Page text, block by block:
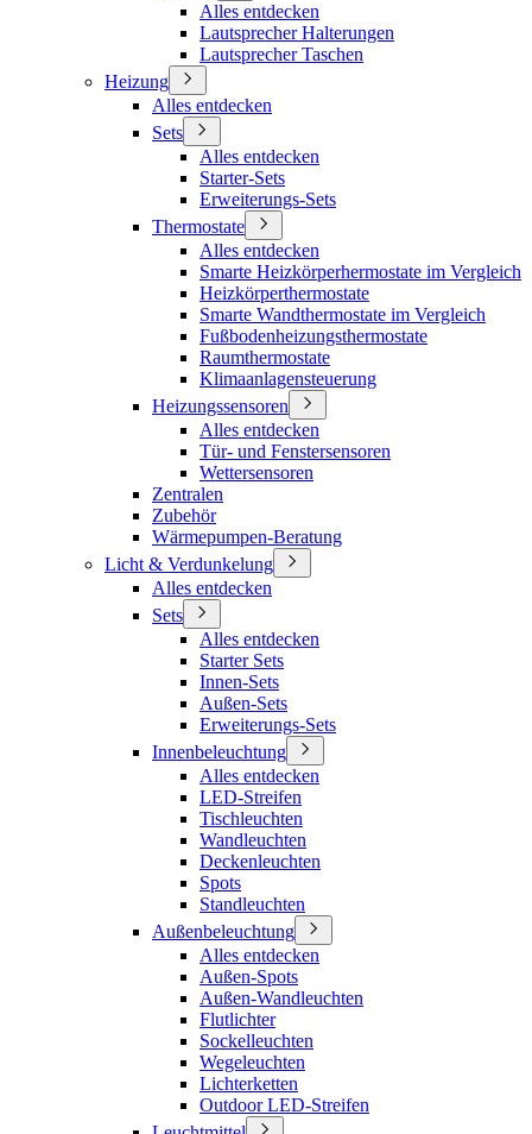
Alles entdecken
Lautsprecher Halterungen
Lautsprecher Taschen
Heizung
Alles entdecken
Sets
Alles entdecken
Starter-Sets
Erweiterungs-Sets
Thermostate
Alles entdecken
Smarte Heizkörperhermostate im Vergleich
Heizkörperthermostate
Smarte Wandthermostate im Vergleich
Fußbodenheizungsthermostate
Raumthermostate
Klimaanlagensteuerung
Heizungssensoren
Alles entdecken
Tür- und Fenstersensoren
Wettersensoren
Zentralen
Zubehör
Wärmepumpen-Beratung
Licht & Verdunkelung
Alles entdecken
Sets
Alles entdecken
Starter Sets
Innen-Sets
Außen-Sets
Erweiterungs-Sets
Innenbeleuchtung
Alles entdecken
LED-Streifen
Tischleuchten
Wandleuchten
Deckenleuchten
Spots
Standleuchten
Außenbeleuchtung
Alles entdecken
Außen-Spots
Außen-Wandleuchten
Flutlichter
Sockelleuchten
Wegeleuchten
Lichterketten
Outdoor LED-Streifen